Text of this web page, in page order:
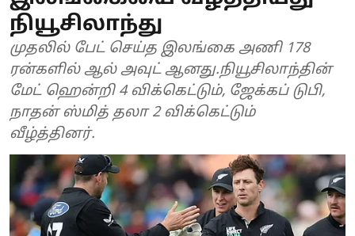
நியூசிலாந்து
முதலில் பேட் செய்த இலங்கை அணி 178
ரன்களில் ஆல் அவுட் ஆனது.நியூசிலாந்தின்
மேட் ஹென்றி 4 விக்கெட்டும், ஜேக்கப் டுபி,
நாதன் ஸ்மித் தலா 2 விக்கெட்டும்
வீழ்த்தினர்.